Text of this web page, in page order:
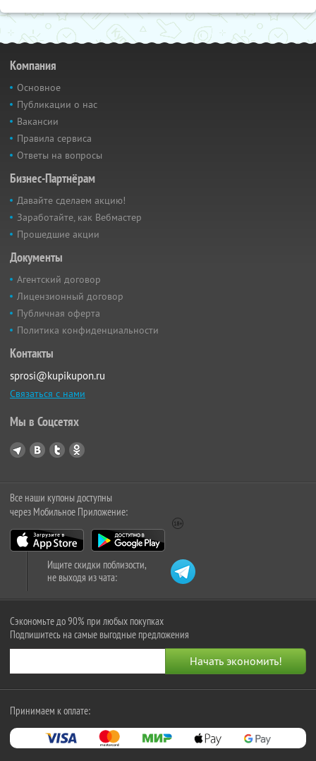
Компания
Основное
Публикации о нас
Вакансии
Правила сервиса
Ответы на вопросы
Бизнес-Партнёрам
Давайте сделаем акцию!
Заработайте, как Вебмастер
Прошедшие акции
Документы
Агентский договор
Лицензионный договор
Публичная оферта
Политика конфиденциальности
Контакты
sprosi@kupikupon.ru
Связаться с нами
Мы в Соцсетях
Все наши купоны доступны
через Мобильное Приложение:
Ищите скидки поблизости,
не выходя из чата:
Сэкономьте до 90% при любых покупках
Подпишитесь на самые выгодные предложения
Принимаем к оплате: